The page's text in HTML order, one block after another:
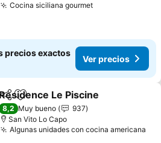
Cocina siciliana gourmetVer precios
precios exactos
Ver precios
CompartirAgregar a favoritos
Residence Le Piscine
8,2 Muy bueno
937
San Vito Lo Capo
Algunas unidades con cocina americana